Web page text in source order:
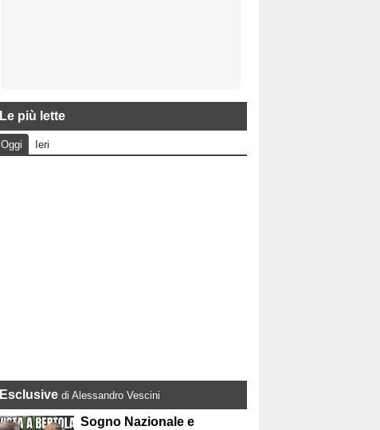
Le più lette
Oggi Ieri
Esclusive di Alessandro Vescini
Sogno Nazionale e